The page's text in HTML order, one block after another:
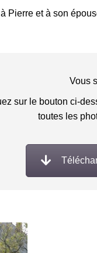
Pierre et à son
Vous
sur le bouton ci-
toutes les